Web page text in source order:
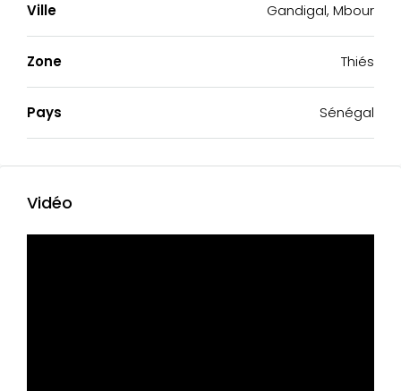
Ville Gandigal, Mbour
Zone Thiés
Pays Sénégal
Vidéo